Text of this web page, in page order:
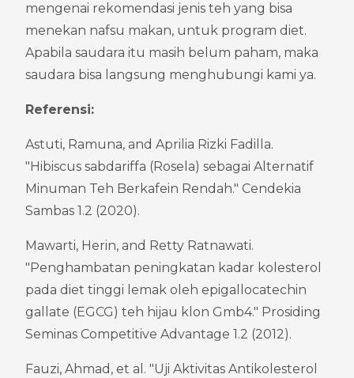
mengenai rekomendasi jenis teh yang bisa
menekan nafsu makan, untuk program diet.
Apabila saudara itu masih belum paham, maka
saudara bisa langsung menghubungi kami ya.
Referensi:
Astuti, Ramuna, and Aprilia Rizki Fadilla.
"Hibiscus sabdariffa (Rosela) sebagai Alternatif
Minuman Teh Berkafein Rendah." Cendekia
Sambas 1.2 (2020).
Mawarti, Herin, and Retty Ratnawati.
"Penghambatan peningkatan kadar kolesterol
pada diet tinggi lemak oleh epigallocatechin
gallate (EGCG) teh hijau klon Gmb4." Prosiding
Seminas Competitive Advantage 1.2 (2012).
Fauzi, Ahmad, et al. "Uji Aktivitas Antikolesterol